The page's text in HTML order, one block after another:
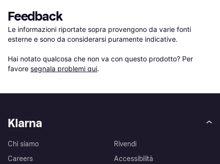
Feedback
Le informazioni riportate sopra provengono da varie fonti
esterne e sono da considerarsi puramente indicative.
Hai notato qualcosa che non va con questo prodotto? Per
favore segnala problemi qui.
Klarna
Chi siamo
Careers
Rivendi
Accessibilità